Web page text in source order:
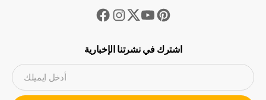
Facebook
Instagram
TwitterYoutubePinterest
اشترك في نشرتنا الإخبارية
أدخل ايميلك